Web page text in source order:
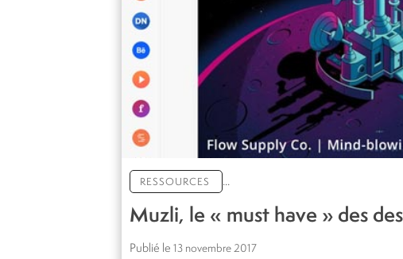
RESSOURCES ...
Muzli, le « must have » des
Publié le 13 novembre 2017